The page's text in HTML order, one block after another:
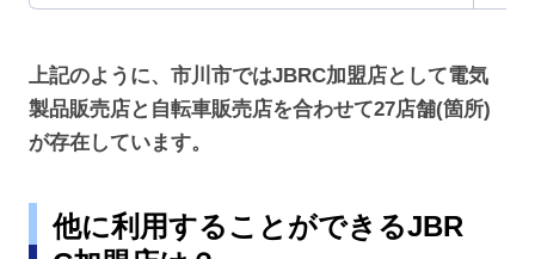
上記のように、市川市ではJBRC加盟店として電気
製品販売店と自転車販売店を合わせて27店舗(箇所)
が存在しています。
他に利用することができるJBR